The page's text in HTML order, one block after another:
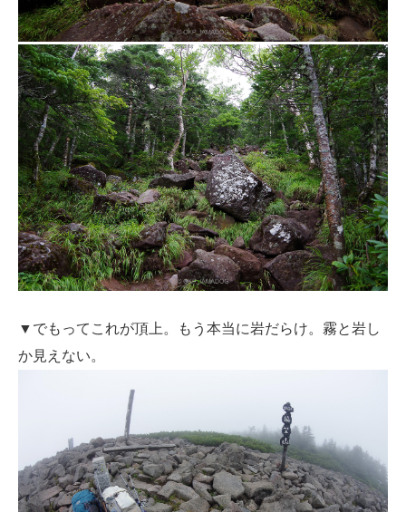
▼でもってこれが頂上。もう本当に岩だらけ。霧と岩し
か見えない。